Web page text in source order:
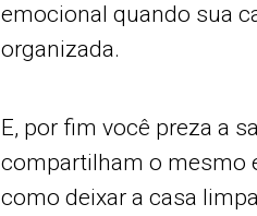
emocional quando sua
organizada.
E, por fim você preza a
compartilham o mesmo
como deixar a casa